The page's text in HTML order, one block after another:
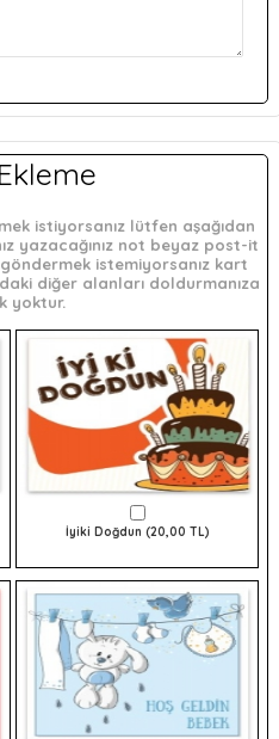
istiyorsanız lütfen aşağıdan
yazacağınız not beyaz post-it
istemiyorsanız kart
diğer alanları doldurmanıza
yoktur.
İyiki Doğdun (20,00 TL)